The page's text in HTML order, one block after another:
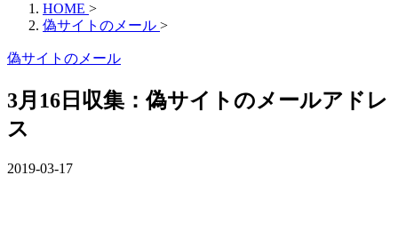
HOME >
偽サイトのメール >
偽サイトのメール
3月16日収集：偽サイトのメールアドレ
ス
2019-03-17